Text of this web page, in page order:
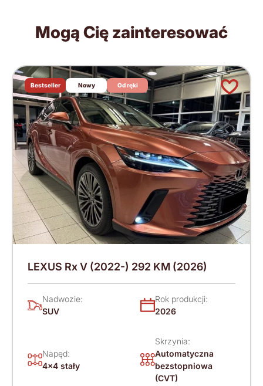
Mogą Cię zainteresować
Bestseller Nowy Od ręki
LEXUS Rx V (2022-) 292 KM (2026)
Nadwozie:
SUV
Rok produkcji:
2026
Napęd:
4x4 stały
Skrzynia:
Automatyczna
bezstopniowa
(CVT)